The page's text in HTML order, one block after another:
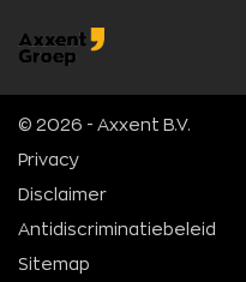
© 2026 - Axxent B.V.
Privacy
Disclaimer
Antidiscriminatiebeleid
Sitemap